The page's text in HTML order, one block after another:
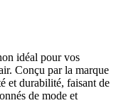
idéal pour vos
Conçu par la marque
et durabilité, faisant de
de mode et